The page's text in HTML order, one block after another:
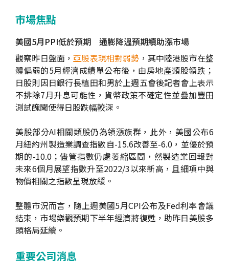
市場焦點
美國5月PPI低於預期 通膨降溫預期續助漲市場
觀察昨日盤面，亞股表現相對弱勢 ，其中陸港股市在整
體偏弱的5月經濟成績單公布後，由房地產類股領跌；
日股則因日銀行長植田和男於上週五會後記者會上表示
不排除7月升息可能性，貨幣政策不確定性並疊加豐田
測試醜聞使得日股跌幅較深。
美股部分AI相關類股仍為領漲族群，此外，美國公布6
月紐約州製造業調查指數自-15.6改善至-6.0，並優於預
期的-10.0；儘管指數仍處萎縮區間，然製造業回報對
未來6個月展望指數升至2022/3以來新高，且細項中與
物價相關之指數呈現放緩。
整體市況而言，隨上週美國5月CPI公布及Fed利率會議
結束，市場樂觀預期下半年經濟將復甦，助昨日美股多
頭格局延續。
重要公司消息